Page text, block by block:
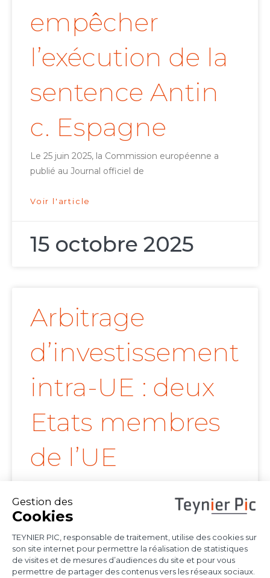
empêcher
l’exécution de la
sentence Antin
c. Espagne
Le 25 juin 2025, la Commission européenne a
publié au Journal officiel de
Voir l'article
15 octobre 2025
Arbitrage
d’investissement
intra-UE : deux
Etats membres
de l’UE
confirment la
portée de l’arrêt
Achmea